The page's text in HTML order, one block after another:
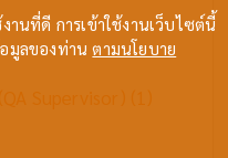
Supervisor)
านที่ดี การเข้าใช้งานเว็บไซต์นี้
อมูลของท่านตามนโยบาย